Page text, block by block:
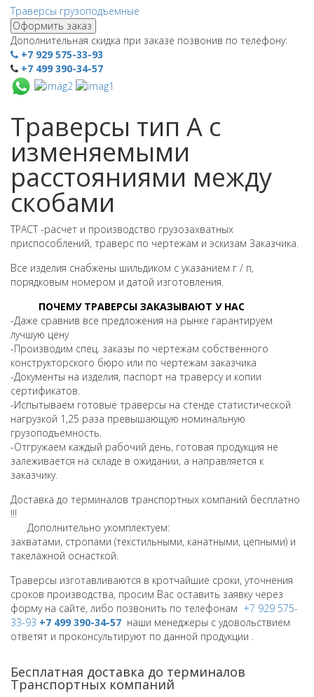
Траверсы грузоподъемные
Оформить заказ
Дополнительная скидка при заказе позвонив по телефону:
+7 929 575-33-93
+7 499 390-34-57
Траверсы тип А с
изменяемыми
расстояниями между
скобами
ТРАСТ -расчет и производство грузозахватных
приспособлений, траверс по чертежам и эскизам Заказчика.
Все изделия снабжены шильдиком с указанием г / п,
порядковым номером и датой изготовления.
ПОЧЕМУ ТРАВЕРСЫ ЗАКАЗЫВАЮТ У НАС
-Даже сравнив все предложения на рынке гарантируем
лучшую цену
-Производим спец. заказы по чертежам собственного
конструкторского бюро или по чертежам заказчика
-Документы на изделия, паспорт на траверсу и копии
сертификатов.
-Испытываем готовые траверсы на стенде статистической
нагрузкой 1,25 раза превышающую номинальную
грузоподъемность.
-Отгружаем каждый рабочий день, готовая продукция не
залеживается на складе в ожидании, а направляется к
заказчику.
Доставка до терминалов транспортных компаний бесплатно
!!!
Дополнительно укомплектуем:
захватами, стропами (текстильными, канатными, цепными) и
такелажной оснасткой.
Траверсы изготавливаются в кротчайшие сроки, уточнения
сроков производства, просим Вас оставить заявку через
форму на сайте, либо позвонить по телефонам +7 929 575-
33-93 +7 499 390-34-57 наши менеджеры с удовольствием
ответят и проконсультируют по данной продукции .
Бесплатная доставка до терминалов
Транспортных компаний